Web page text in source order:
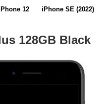
12 iPhone SE (2022)
128GB Black